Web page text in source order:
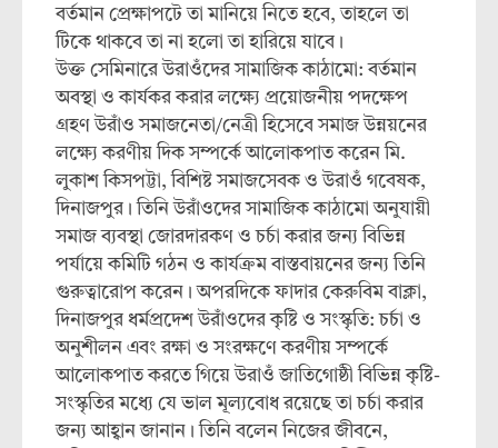
বর্তমান প্রেক্ষাপটে তা মানিয়ে নিতে হবে, তাহলে তা
টিকে থাকবে তা না হলো তা হারিয়ে যাবে।
উক্ত সেমিনারে উরাওঁদের সামাজিক কাঠামো: বর্তমান
অবস্থা ও কার্যকর করার লক্ষ্যে প্রয়োজনীয় পদক্ষেপ
গ্রহণ উরাঁও সমাজনেতা/নেত্রী হিসেবে সমাজ উন্নয়নের
লক্ষ্যে করণীয় দিক সম্পর্কে আলোকপাত করেন মি.
লুকাশ কিসপট্টা, বিশিষ্ট সমাজসেবক ও উরাওঁ গবেষক,
দিনাজপুর। তিনি উরাঁওদের সামাজিক কাঠামো অনুযায়ী
সমাজ ব্যবস্থা জোরদারকণ ও চর্চা করার জন্য বিভিন্ন
পর্যায়ে কমিটি গঠন ও কার্যক্রম বাস্তবায়নের জন্য তিনি
গুরুত্বারোপ করেন। অপরদিকে ফাদার কেরুবিম বাক্লা,
দিনাজপুর ধর্মপ্রদেশ উরাঁওদের কৃষ্টি ও সংস্কৃতি: চর্চা ও
অনুশীলন এবং রক্ষা ও সংরক্ষণে করণীয় সম্পর্কে
আলোকপাত করতে গিয়ে উরাওঁ জাতিগোষ্ঠী বিভিন্ন কৃষ্টি-
সংস্কৃতির মধ্যে যে ভাল মূল্যবোধ রয়েছে তা চর্চা করার
জন্য আহ্বান জানান। তিনি বলেন নিজের জীবনে,